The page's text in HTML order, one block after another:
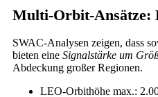
Multi-Orbit-Ansätze:
SWAC-Analysen zeigen, dass
bieten eine Signalstärke um
Abdeckung großer Regionen.
LEO-Orbithöhe max.: